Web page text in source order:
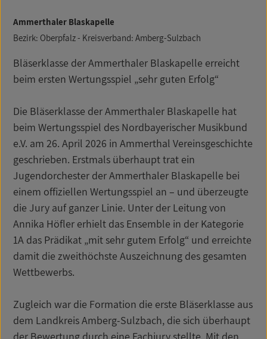
Ammerthaler Blaskapelle
Bezirk: Oberpfalz - Kreisverband: Amberg-Sulzbach
Bläserklasse der Ammerthaler Blaskapelle erreicht
beim ersten Wertungsspiel „sehr guten Erfolg“
Die Bläserklasse der Ammerthaler Blaskapelle hat
beim Wertungsspiel des Nordbayerischer Musikbund
e.V. am 26. April 2026 in Ammerthal Vereinsgeschichte
geschrieben. Erstmals überhaupt trat ein
Jugendorchester der Ammerthaler Blaskapelle bei
einem offiziellen Wertungsspiel an – und überzeugte
die Jury auf ganzer Linie. Unter der Leitung von
Annika Höfler erhielt das Ensemble in der Kategorie
1A das Prädikat „mit sehr gutem Erfolg“ und erreichte
damit die zweithöchste Auszeichnung des gesamten
Wettbewerbs.
Zugleich war die Formation die erste Bläserklasse aus
dem Landkreis Amberg-Sulzbach, die sich überhaupt